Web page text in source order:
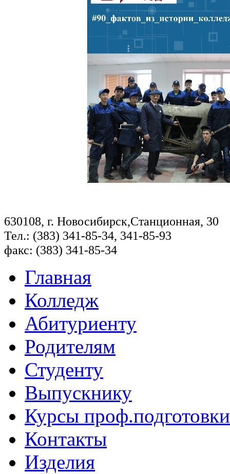
630108, г. Новосибирск,Станционная, 30
Тел.: (383) 341-85-34, 341-85-93
факс: (383) 341-85-34
Главная
Колледж
Абитуриенту
Родителям
Студенту
Выпускнику
Курсы проф.подготовки
Контакты
Изделия